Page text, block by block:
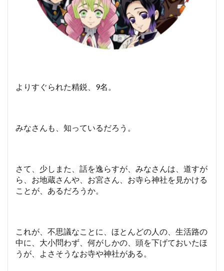
よりすぐられた精鋭、9名。
みなさんも、知っているだろう。
さて、少しまた、話を逸らすが、みなさんは、道すが
ら、お地蔵さんや、お宮さん、お寺ら神社を見かける
ことが、あるだろうか。
これが、不思議なことに、ほとんどの人の、生活路の
中に、大小問わず、何がしかの、頭を下げておいたほ
うが、よさそうなお寺や神社がある。